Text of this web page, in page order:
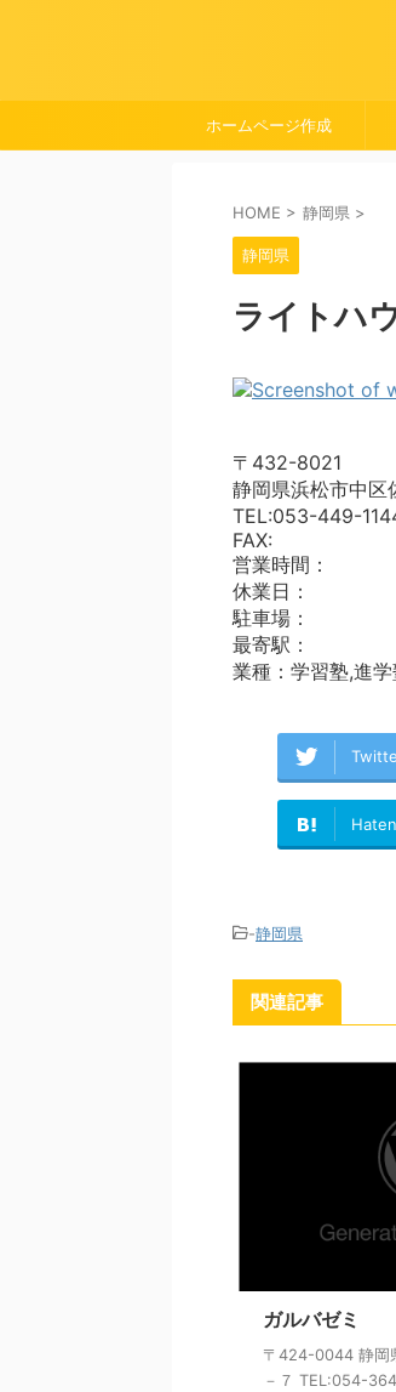
ホームページ作成
HOME > 静岡県 >
静岡県
ライトハ
〒432-8021
静岡県浜松市中区
TEL:053-449-
FAX:
営業時間：
休業日：
駐車場：
最寄駅：
業種：学習塾,進
-静岡県
関連記事
ガルバゼミ
〒424-0044 静岡
－７ TEL:054-